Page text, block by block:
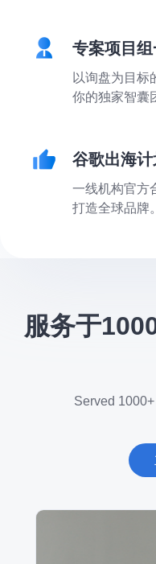
专案项目
以询盘为目标
你的独家智囊
谷歌出海
一线机构官方
打造全球品牌。
服务于
Served